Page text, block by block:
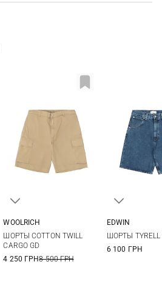
WOOLRICH
ШОРТЫ COTTON TWILL
CARGO GD
4 250 ГРН8 500 ГРН
EDWIN
ШОРТЫ TYRELL
6 100 ГРН